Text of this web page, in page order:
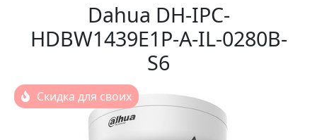
Dahua DH-IPC-
HDBW1439E1P-A-IL-0280B-
S6
Скидка для своих